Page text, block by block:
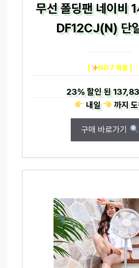
무선 폴딩팬 네이비
DF12CJ(N) 단
[ NO.7 제품 ]
23%할인 된
내일
까지도
구매 바로가기